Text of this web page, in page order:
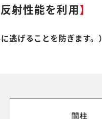
射性能を利用】
げることを防ぎます。）